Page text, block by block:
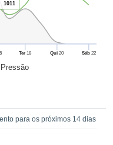
Pressão
Ter 18 Qui 20 Sáb22
1011
para os próximos 14 dias